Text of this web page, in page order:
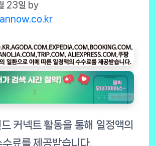
23일 by